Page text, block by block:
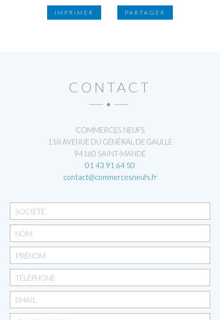
IMPRIMER PARTAGER
CONTACT
COMMERCES NEUFS
118 AVENUE DU GÉNÉRAL DE GAULLE
94160 SAINT-MANDÉ
01 43 91 64 50
contact@commercesneufs.fr